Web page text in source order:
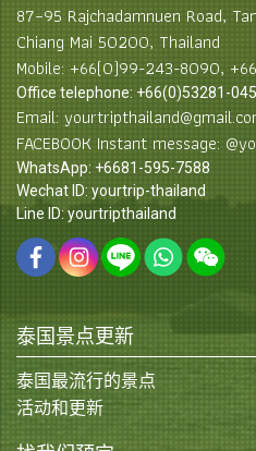
87–95 Rajchadamnuen Road,
Chiang Mai 50200, Thailand
Mobile: +66(0)99-243-8090,
Office telephone: +66(0)53281-045
Email:
FACEBOOK Instant message:
WhatsApp: +6681-595-7588
Wechat ID: yourtrip-thailand
Line ID: yourtripthailand
泰国景点更新
泰国最流行的景点
活动和更新